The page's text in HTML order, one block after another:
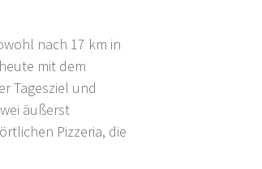
nach 17 km in
mit dem
Tagesziel und
äußerst
Pizzeria, die